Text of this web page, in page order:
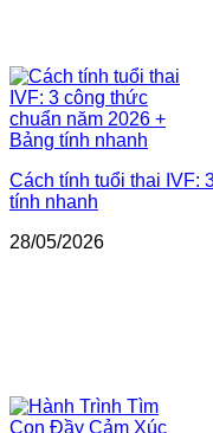
Cách tính tuổi thai IVF:
tính nhanh
28/05/2026